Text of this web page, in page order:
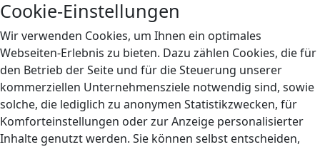
Cookie-Einstellungen
Wir verwenden Cookies, um Ihnen ein optimales
Webseiten-Erlebnis zu bieten. Dazu zählen Cookies, die für
den Betrieb der Seite und für die Steuerung unserer
kommerziellen Unternehmensziele notwendig sind, sowie
solche, die lediglich zu anonymen Statistikzwecken, für
Komforteinstellungen oder zur Anzeige personalisierter
Inhalte genutzt werden. Sie können selbst entscheiden,